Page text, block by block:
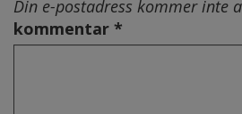
Din e-postadress kommer inte
kommentar *